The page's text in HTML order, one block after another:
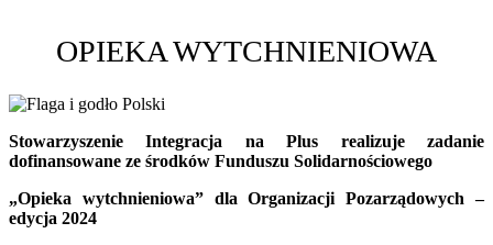
OPIEKA WYTCHNIENIOWA
Stowarzyszenie Integracja na Plus realizuje zadanie
dofinansowane ze środków Funduszu Solidarnościowego
„Opieka wytchnieniowa” dla Organizacji Pozarządowych –
edycja 2024